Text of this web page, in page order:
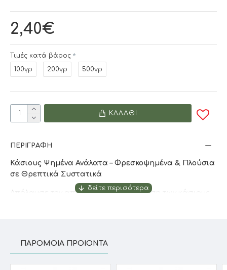
2,40€
Τιμές κατά βάρος
100γρ
200γρ 500γρ
ΚΑΛΆΘΙ
ΠΕΡΙΓΡΑΦΉ
Κάσιους Ψημένα Ανάλατα – Φρεσκοψημένα & Πλούσια
σε Θρεπτικά Συστατικά
Απόλαυσε την απαλή, βουτυρένια γεύση των κάσιους,
ΠΑΡΌΜΟΙΑ ΠΡΟΙΌΝΤΑ